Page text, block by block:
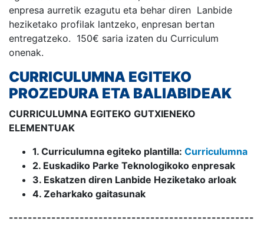
enpresa aurretik ezagutu eta behar diren Lanbide
heziketako profilak lantzeko, enpresan bertan
entregatzeko. 150€ saria izaten du Curriculum
onenak.
CURRICULUMNA EGITEKO
PROZEDURA ETA BALIABIDEAK
CURRICULUMNA EGITEKO GUTXIENEKO
ELEMENTUAK
1. Curriculumna egiteko plantilla: Curriculumna
2. Euskadiko Parke Teknologikoko enpresak
3. Eskatzen diren Lanbide Heziketako arloak
4. Zeharkako gaitasunak
----------------------------------------------------